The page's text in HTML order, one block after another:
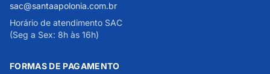
sac@santaapolonia.com.br
Horário de atendimento SAC
(Seg a Sex: 8h às 16h)
FORMAS DE PAGAMENTO